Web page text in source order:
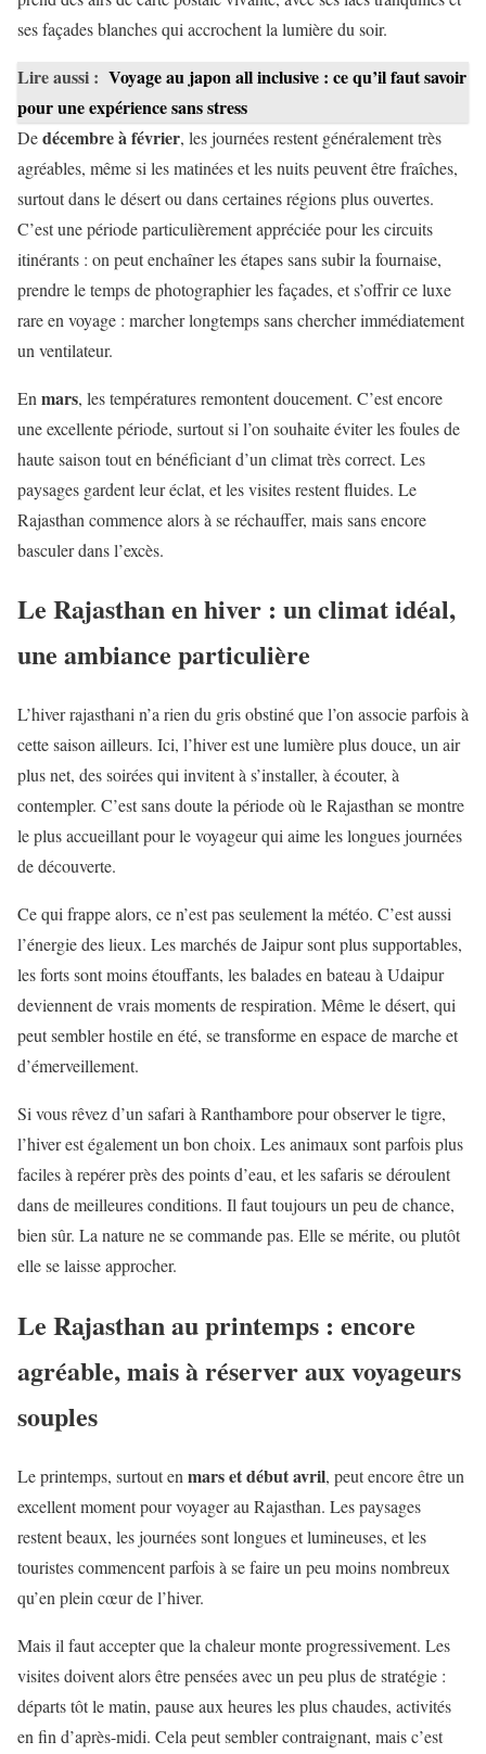
ses façades blanches qui accrochent la lumière du soir.
Lire aussi : Voyage au japon all inclusive : ce qu’il faut savoir
pour une expérience sans stress
Dedécembre à février, les journées restent généralement très
agréables, même si les matinées et les nuits peuvent être fraîches,
surtout dans le désert ou dans certaines régions plus ouvertes.
C’est une période particulièrement appréciée pour les circuits
itinérants : on peut enchaîner les étapes sans subir la fournaise,
prendre le temps de photographier les façades, et s’offrir ce luxe
rare en voyage : marcher longtemps sans chercher immédiatement
un ventilateur.
En mars, les températures remontent doucement. C’est encore
une excellente période, surtout si l’on souhaite éviter les foules de
haute saison tout en bénéficiant d’un climat très correct. Les
paysages gardent leur éclat, et les visites restent fluides. Le
Rajasthan commence alors à se réchauffer, mais sans encore
basculer dans l’excès.
Le Rajasthan en hiver : un climat idéal,
une ambiance particulière
L’hiver rajasthani n’a rien du gris obstiné que l’on associe parfois à
cette saison ailleurs. Ici, l’hiver est une lumière plus douce, un air
plus net, des soirées qui invitent à s’installer, à écouter, à
contempler. C’est sans doute la période où le Rajasthan se montre
le plus accueillant pour le voyageur qui aime les longues journées
de découverte.
Ce qui frappe alors, ce n’est pas seulement la météo. C’est aussi
l’énergie des lieux. Les marchés de Jaipur sont plus supportables,
les forts sont moins étouffants, les balades en bateau à Udaipur
deviennent de vrais moments de respiration. Même le désert, qui
peut sembler hostile en été, se transforme en espace de marche et
d’émerveillement.
Si vous rêvez d’un safari à Ranthambore pour observer le tigre,
l’hiver est également un bon choix. Les animaux sont parfois plus
faciles à repérer près des points d’eau, et les safaris se déroulent
dans de meilleures conditions. Il faut toujours un peu de chance,
bien sûr. La nature ne se commande pas. Elle se mérite, ou plutôt
elle se laisse approcher.
Le Rajasthan au printemps : encore
agréable, mais à réserver aux voyageurs
souples
Le printemps, surtout en mars et début avril, peut encore être un
excellent moment pour voyager au Rajasthan. Les paysages
restent beaux, les journées sont longues et lumineuses, et les
touristes commencent parfois à se faire un peu moins nombreux
qu’en plein cœur de l’hiver.
Mais il faut accepter que la chaleur monte progressivement. Les
visites doivent alors être pensées avec un peu plus de stratégie :
départs tôt le matin, pause aux heures les plus chaudes, activités
en fin d’après-midi. Cela peut sembler contraignant, mais c’est